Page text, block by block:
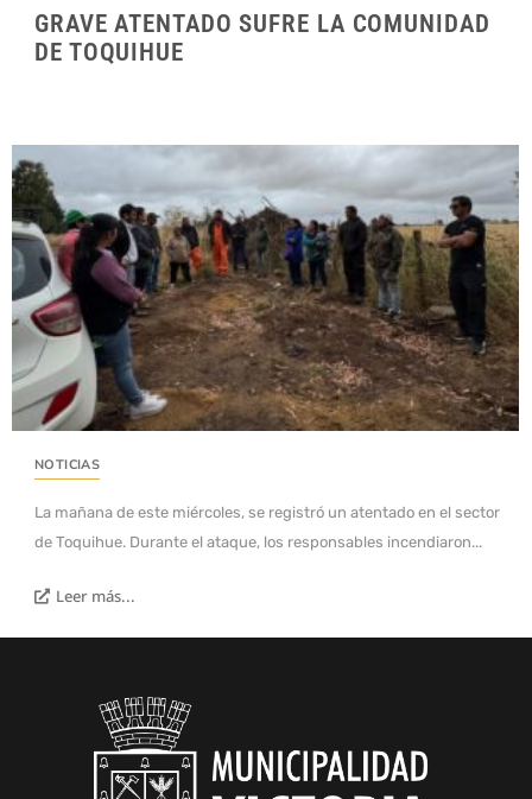
GRAVE ATENTADO SUFRE LA COMUNIDAD
DE TOQUIHUE
NOTICIAS
La mañana de este miércoles, se registró un atentado en el sector
de Toquihue. Durante el ataque, los responsables incendiaron...
Leer más...